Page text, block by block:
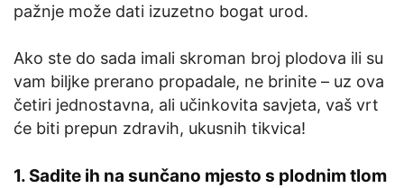
pažnje može dati izuzetno bogat urod.
Ako ste do sada imali skroman broj plodova ili su
vam biljke prerano propadale, ne brinite – uz ova
četiri jednostavna, ali učinkovita savjeta, vaš vrt
će biti prepun zdravih, ukusnih tikvica!
1. Sadite ih na sunčano mjesto s plodnim tlom